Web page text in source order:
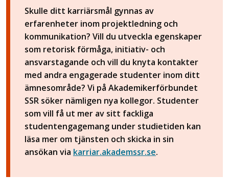
Skulle ditt karriärsmål gynnas av
erfarenheter inom projektledning och
kommunikation? Vill du utveckla egenskaper
som retorisk förmåga, initiativ- och
ansvarstagande och vill du knyta kontakter
med andra engagerade studenter inom ditt
ämnesområde? Vi på Akademikerförbundet
SSR söker nämligen nya kollegor. Studenter
som vill få ut mer av sitt fackliga
studentengagemang under studietiden kan
läsa mer om tjänsten och skicka in sin
ansökan via karriar.akademssr.se.